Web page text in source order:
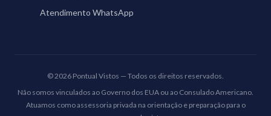
Atendimento WhatsApp
© 2026 Pontual Vistos — Todos os direitos reservados.
Não somos vinculados ao Governo dos EUA ou ao Consulado Americano.
Atuamos como assessoria privada na orientação e preparação para o